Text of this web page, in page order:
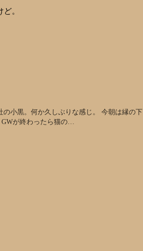
。
の小黒。何か久しぶりな感じ。 今朝は縁の下
が終わったら猫の…